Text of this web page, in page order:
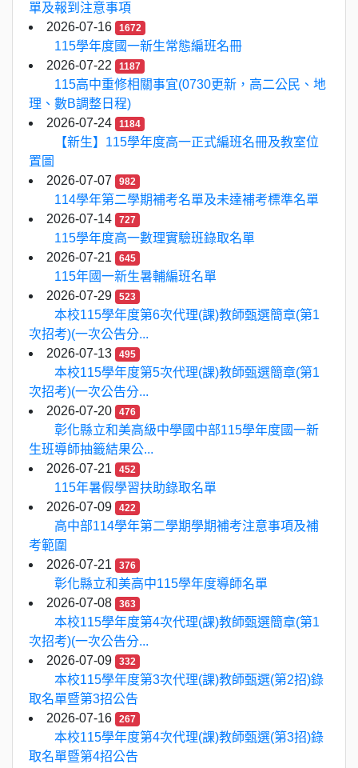
單及報到注意事項
2026-07-16
1672
115學年度國一新生常態編班名冊
2026-07-22
1187
115高中重修相關事宜(0730更新，高二公民、地
理、數B調整日程)
2026-07-24
1184
【新生】115學年度高一正式編班名冊及教室位
置圖
2026-07-07
982
114學年第二學期補考名單及未達補考標準名單
2026-07-14
727
115學年度高一數理實驗班錄取名單
2026-07-21
645
115年國一新生暑輔編班名單
2026-07-29
523
本校115學年度第6次代理(課)教師甄選簡章(第1
次招考)(一次公告分...
2026-07-13
495
本校115學年度第5次代理(課)教師甄選簡章(第1
次招考)(一次公告分...
2026-07-20
476
彰化縣立和美高級中學國中部115學年度國一新
生班導師抽籤結果公...
2026-07-21
452
115年暑假學習扶助錄取名單
2026-07-09
422
高中部114學年第二學期學期補考注意事項及補
考範圍
2026-07-21
376
彰化縣立和美高中115學年度導師名單
2026-07-08
363
本校115學年度第4次代理(課)教師甄選簡章(第1
次招考)(一次公告分...
2026-07-09
332
本校115學年度第3次代理(課)教師甄選(第2招)錄
取名單暨第3招公告
2026-07-16
267
本校115學年度第4次代理(課)教師甄選(第3招)錄
取名單暨第4招公告